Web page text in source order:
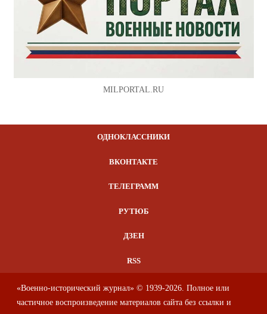
MILPORTAL.RU
ОДНОКЛАССНИКИ
ВКОНТАКТЕ
ТЕЛЕГРАММ
РУТЮБ
ДЗЕН
RSS
«Военно-исторический журнал» © 1939-2026. Полное или
частичное воспроизведение материалов сайта без ссылки и